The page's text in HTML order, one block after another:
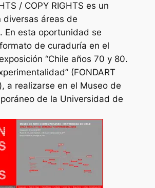
/ COPY RIGHTS es un
diversas áreas de
En esta oportunidad se
de curaduría en el
“Chile años 70 y 80.
(FONDART
a realizarse en el Museo de
de la Universidad de